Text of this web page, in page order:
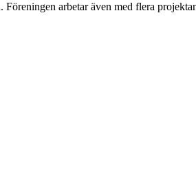
arbetar även med flera